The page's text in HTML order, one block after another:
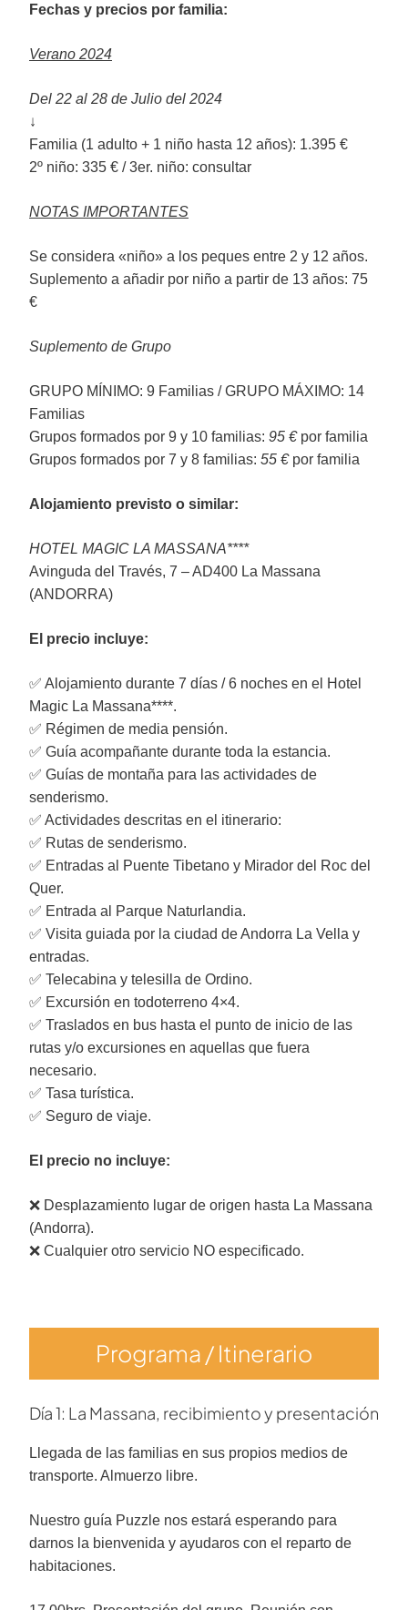
Fechas y precios por familia:
Verano 2024
Del 22 al 28 de Julio del 2024
↓
Familia (1 adulto + 1 niño hasta 12 años): 1.395 €
2º niño: 335 € / 3er. niño: consultar
NOTAS IMPORTANTES
Se considera «niño» a los peques entre 2 y 12 años.
Suplemento a añadir por niño a partir de 13 años: 75
€
Suplemento de Grupo
GRUPO MÍNIMO: 9 Familias / GRUPO MÁXIMO: 14
Familias
Grupos formados por 9 y 10 familias: 95 €por familia
Grupos formados por 7 y 8 familias: 55 €por familia
Alojamiento previsto o similar:
HOTEL MAGIC LA MASSANA****
Avinguda del Través, 7 – AD400 La Massana
(ANDORRA)
El precio incluye:
✅ Alojamiento durante 7 días / 6 noches en el Hotel
Magic La Massana****.
✅ Régimen de media pensión.
✅ Guía acompañante durante toda la estancia.
✅ Guías de montaña para las actividades de
senderismo.
✅ Actividades descritas en el itinerario:
✅ Rutas de senderismo.
✅ Entradas al Puente Tibetano y Mirador del Roc del
Quer.
✅ Entrada al Parque Naturlandia.
✅ Visita guiada por la ciudad de Andorra La Vella y
entradas.
✅ Telecabina y telesilla de Ordino.
✅ Excursión en todoterreno 4×4.
✅ Traslados en bus hasta el punto de inicio de las
rutas y/o excursiones en aquellas que fuera
necesario.
✅ Tasa turística.
✅ Seguro de viaje.
El precio no incluye:
❌ Desplazamiento lugar de origen hasta La Massana
(Andorra).
❌ Cualquier otro servicio NO especificado.
Programa / Itinerario
Día 1: La Massana, recibimiento y presentación
Llegada de las familias en sus propios medios de
transporte. Almuerzo libre.
Nuestro guía Puzzle nos estará esperando para
darnos la bienvenida y ayudaros con el reparto de
habitaciones.